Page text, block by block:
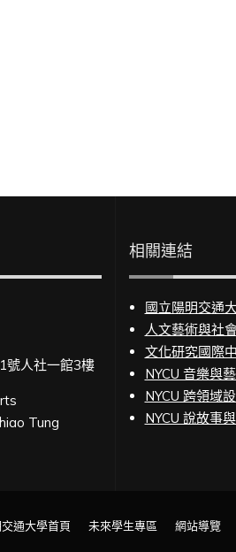
號人社一館3樓
Tung
相關連結
國立陽明交通
人文藝術與社
文化研究國際
NYCU 音樂與
NYCU 跨領域
NYCU 說故事
通大學首頁 未來學生專區 網站導覽